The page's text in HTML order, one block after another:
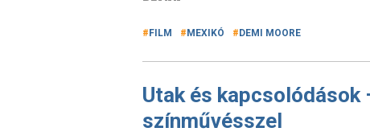
FILM MEXIKÓ DEMI MOORE
Utak és kapcsolódások
színművésszel